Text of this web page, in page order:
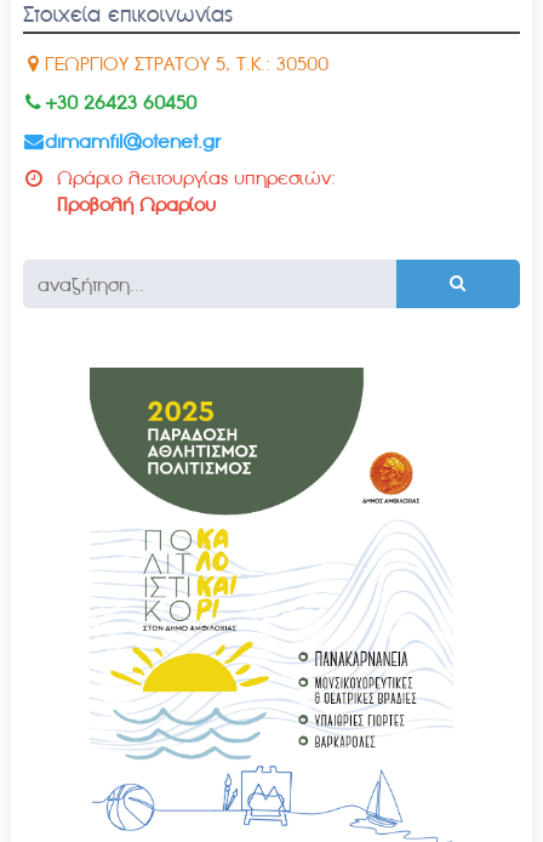
Στοιχεία επικοινωνίας
ΓΕΩΡΓΙΟΥ ΣΤΡΑΤΟΥ 5, Τ.Κ.: 30500
+30 26423 60450
dimamfil@otenet.gr
Ωράριο λειτουργίας υπηρεσιών:
Προβολή Ωραρίου